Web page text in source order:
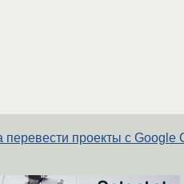
перевести проекты с Google